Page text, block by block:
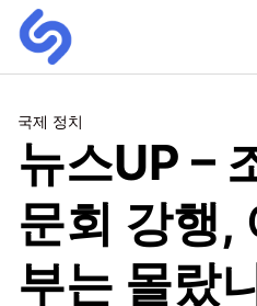
국제 정치
뉴스UP –
문회 강행,
부는 몰랐